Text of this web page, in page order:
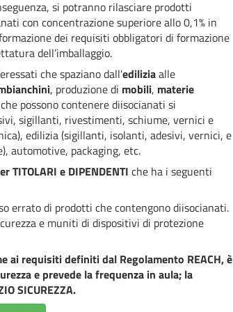
si potranno rilasciare prodotti
con concentrazione superiore allo 0,1% in
dei requisiti obbligatori di formazione
dell’imballaggio.
che spaziano dall'ediliziaalle
, produzione di mobili, materie
possono contenere diisocianati si
sigillanti, rivestimenti, schiume, vernici e
edilizia (sigillanti, isolanti, adesivi, vernici, e
automotive, packaging, etc.
TITOLARI e DIPENDENTI che ha i seguenti
errato di prodotti che contengono diisocianati.
e muniti di dispositivi di protezione
ai requisiti definiti dal Regolamento REACH, è
e prevede la frequenza in aula; la
SICUREZZA.